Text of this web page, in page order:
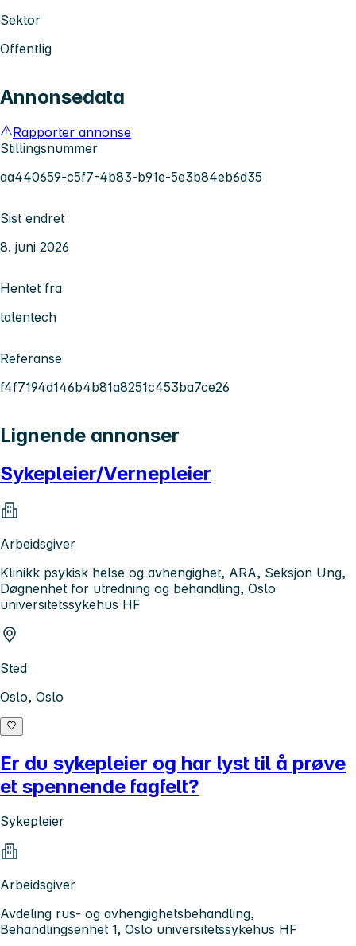
Sektor
Offentlig
Annonsedata
Rapporter annonse
Stillingsnummer
aa440659-c5f7-4b83-b91e-5e3b84eb6d35
Sist endret
8. juni 2026
Hentet fra
talentech
Referanse
f4f7194d146b4b81a8251c453ba7ce26
Lignende annonser
Sykepleier/Vernepleier
Arbeidsgiver
Klinikk psykisk helse og avhengighet, ARA, Seksjon Ung,
Døgnenhet for utredning og behandling, Oslo
universitetssykehus HF
Sted
Oslo, Oslo
Er du sykepleier og har lyst til å prøve
et spennende fagfelt?
Sykepleier
Arbeidsgiver
Avdeling rus- og avhengighetsbehandling,
Behandlingsenhet 1, Oslo universitetssykehus HF